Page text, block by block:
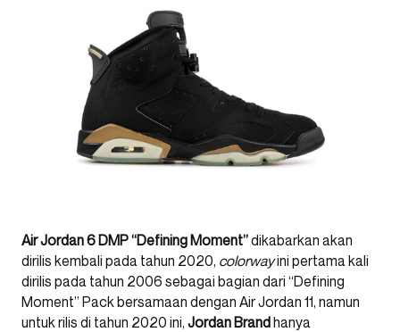
Air Jordan 6 DMP “Defining Moment”dikabarkan akan
dirilis kembali pada tahun 2020, colorwayini pertama kali
dirilis pada tahun 2006 sebagai bagian dari “Defining
Moment” Pack bersamaan dengan Air Jordan 11, namun
untuk rilis di tahun 2020 ini, Jordan Brandhanya